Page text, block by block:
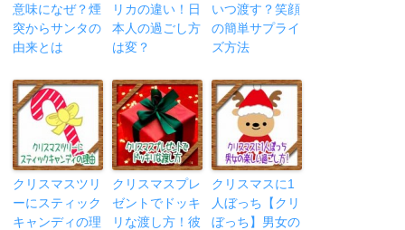
意味になぜ？煙
突からサンタの
由来とは
リカの違い！日
本人の過ごし方
は変？
いつ渡す？笑顔
の簡単サプライ
ズ方法
クリスマスツリ
ーにスティック
キャンディの理
クリスマスプレ
ゼントでドッキ
リな渡し方！彼
クリスマスに1
人ぼっち【クリ
ぼっち】男女の